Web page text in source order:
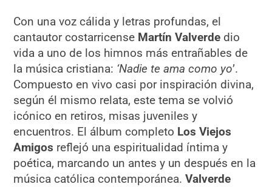
Con una voz cálida y letras profundas, el
cantautor costarricense Martín Valverde dio
vida a uno de los himnos más entrañables de
la música cristiana: ‘Nadie te ama como yo’.
Compuesto en vivo casi por inspiración divina,
según él mismo relata, este tema se volvió
icónico en retiros, misas juveniles y
encuentros. El álbum completo Los Viejos
Amigos reflejó una espiritualidad íntima y
poética, marcando un antes y un después en la
música católica contemporánea.Valverde